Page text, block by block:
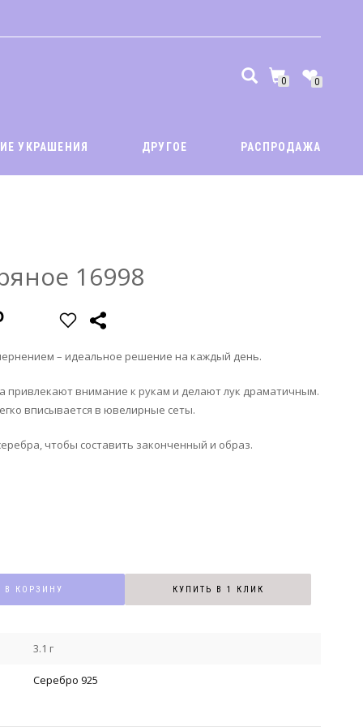
0 0
УКРАШЕНИЯ ДРУГОЕ РАСПРОДАЖА
16998
– идеальное решение на каждый день.
привлекают внимание к рукам и делают лук драматичным.
вписывается в ювелирные сеты.
чтобы составить законченный и образ.
В КОРЗИНУ КУПИТЬ В 1 КЛИК
3.1 г
Серебро 925
Телефон:
Менеджер нашего магазина свяжется с вами в ближайшее
Я даю свое согласие на обработку моих персональных данных,